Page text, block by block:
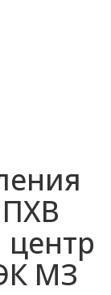
МЗ